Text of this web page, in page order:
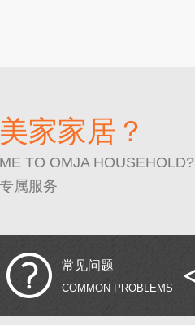
家家居？
TO OMJA HOUSEHOLD?
属服务
常见问题
COMMON PROBLEMS